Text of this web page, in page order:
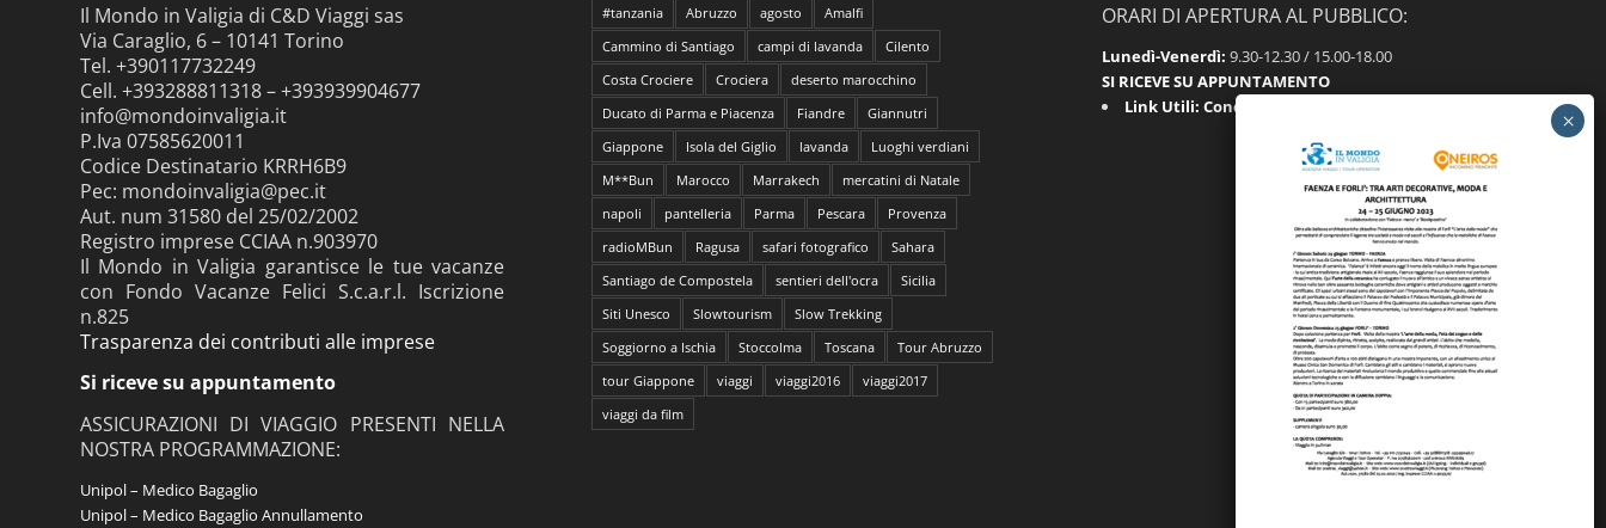
Il Mondo in Valigia di C&D Viaggi sas
Via Caraglio, 6 – 10141 Torino
Tel. +390117732249
Cell. +393288811318 – +393939904677
info@mondoinvaligia.it
P.Iva 07585620011
Codice Destinatario KRRH6B9
Pec: mondoinvaligia@pec.it
Aut. num 31580 del 25/02/2002
Registro imprese CCIAA n.903970
Il Mondo in Valigia garantisce le tue vacanze
con Fondo Vacanze Felici S.c.a.r.l. Iscrizione
n.825
Trasparenza dei contributi alle imprese
Si riceve su appuntamento
ASSICURAZIONI DI VIAGGIO PRESENTI NELLA
NOSTRA PROGRAMMAZIONE:
Unipol – Medico Bagaglio
Unipol – Medico Bagaglio Annullamento
#tanzania Abruzzo agosto
Amalfi
Cammino di Santiago
campi di lavanda
Cilento
Costa Crociere
Crociera
deserto marocchino
Ducato di Parma e Piacenza
Fiandre
Giannutri
Giappone
Isola del Giglio lavanda
Luoghi verdiani
M**Bun
Marocco Marrakech
mercatini di Natale
napoli
pantelleria Parma Pescara
Provenza
radioMBun
Ragusa safari fotografico
Sahara
Santiago de Compostela
sentieri dell'ocra
Sicilia
Siti Unesco
Slowtourism
Slow Trekking
Soggiorno a Ischia
Stoccolma Toscana
Tour Abruzzo
tour Giappone
viaggi viaggi2016
viaggi2017
viaggi da film
ORARI DI APERTURA AL PUBBLICO:
Lunedì-Venerdì:9.30-12.30 / 15.00-18.00
SI RICEVE SU APPUNTAMENTO
Link Utili:Condizioni Generali